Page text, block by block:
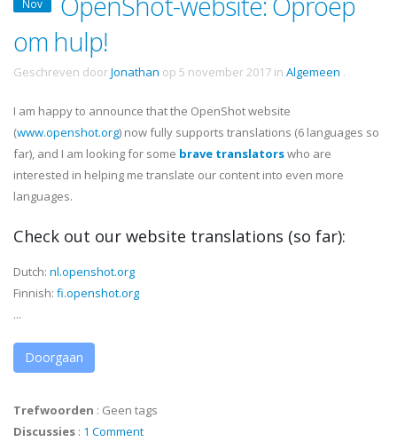
Nov
om hulp!
Geschreven doorJonathan op 5 november 2017 in Algemeen .
I am happy to announce that the OpenShot website
(www.openshot.org) now fully supports translations (6 languages so
far), and I am looking for some brave translatorswho are
interested in helping me translate our content into even more
languages.
Check out our website translations (so far):
Dutch: nl.openshot.org
Finnish: fi.openshot.org
...
Doorgaan
Trefwoorden : Geen tags
Discussies : 1 Comment